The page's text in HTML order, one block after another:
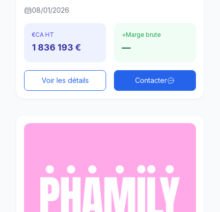
08/01/2026
€CA HT
1 836 193 €
+Marge brute
—
Voir les détails Contacter